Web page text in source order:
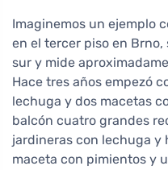
Imaginemos un ejemplo
en el tercer piso en
sur y mide
Hace tres años empezó
lechuga y dos macetas
balcón cuatro grandes
jardineras con lechuga y
maceta con pimientos y